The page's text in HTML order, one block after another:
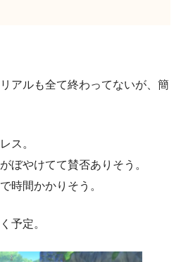
アルも全て終わってないが、簡
ス。
ぼやけてて賛否ありそう。
時間かかりそう。
予定。